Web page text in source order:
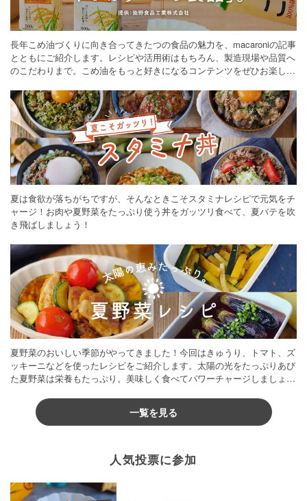
長年こめ油づくりに向き合ってきたつの食品の魅力を、macaroniの記事
とともにご紹介します。レシピや活用術はもちろん、製造現場や品質へ
のこだわりまで。こめ油をもっと好きになるコンテンツをぜひお楽しみ
夏は食欲が落ちがちですが、そんなときこそスタミナレシピで元気をチ
ャージ！お肉や夏野菜をたっぷり使う丼をガッツリ食べて、夏バテを吹
き飛ばしましょう！
夏野菜のおいしい季節がやってきました！今回はきゅうり、トマト、ズ
ッキーニなどを使ったレシピをご紹介します。太陽の光をたっぷりあび
た夏野菜は栄養もたっぷり。美味しく食べてパワーチャージしましょう
一覧を見る
人気投票に参加